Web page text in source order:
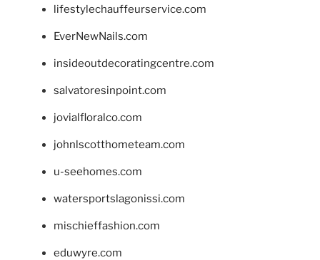
lifestylechauffeurservice.com
EverNewNails.com
insideoutdecoratingcentre.com
salvatoresinpoint.com
jovialfloralco.com
johnlscotthometeam.com
u-seehomes.com
watersportslagonissi.com
mischieffashion.com
eduwyre.com